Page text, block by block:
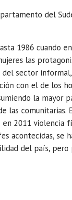
del
1986 cuando
las
sector informal,
con el de los
la mayor
las comunitarias.
2011 violencia
acontecidas, se
del país,